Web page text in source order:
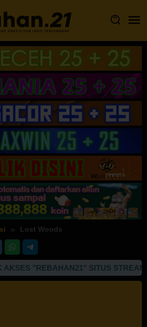
Lost Woods
"REBAHAN21" SITUS